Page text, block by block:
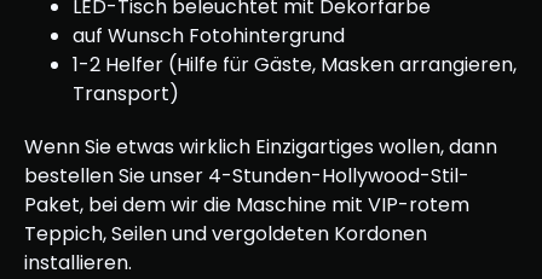
LED-Tisch beleuchtet mit Dekorfarbe
auf Wunsch Fotohintergrund
1-2 Helfer (Hilfe für Gäste, Masken arrangieren,
Transport)
Wenn Sie etwas wirklich Einzigartiges wollen, dann
bestellen Sie unser 4-Stunden-Hollywood-Stil-
Paket, bei dem wir die Maschine mit VIP-rotem
Teppich, Seilen und vergoldeten Kordonen
installieren.